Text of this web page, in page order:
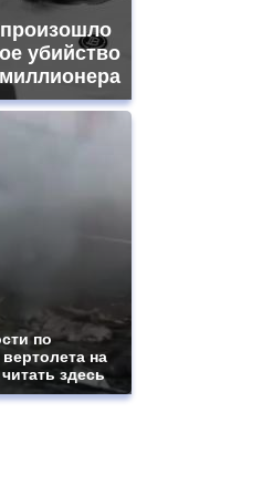
убийство
по
на
здесь